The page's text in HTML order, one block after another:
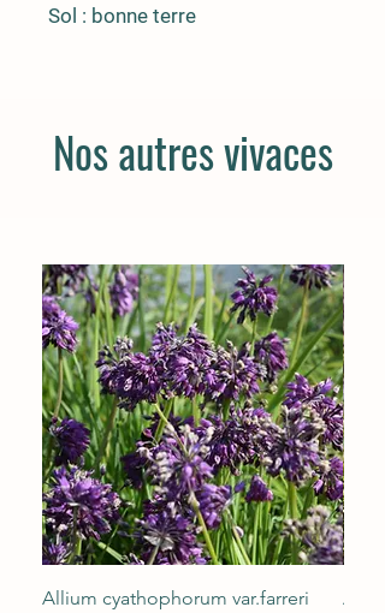
Sol : bonne terre
Nos autres vivaces
Allium cyathophorum var.farreri